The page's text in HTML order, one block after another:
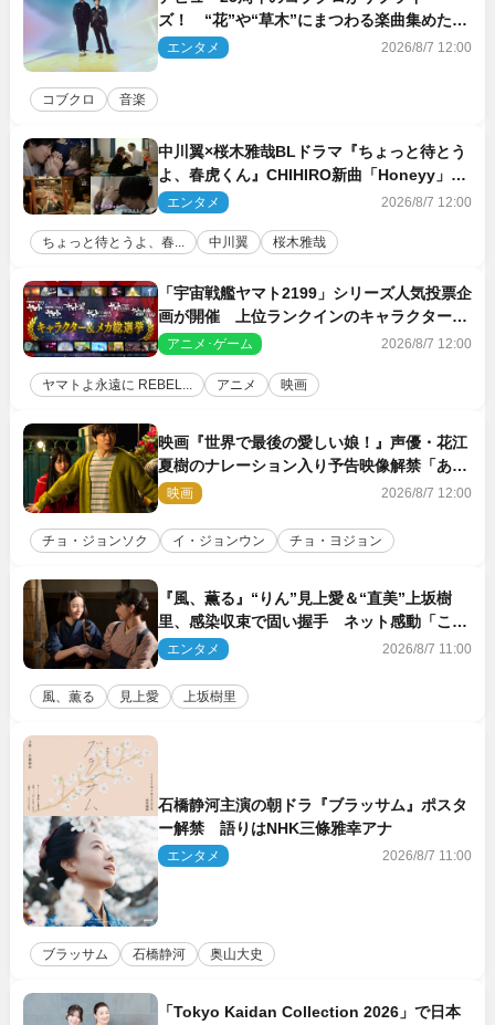
ズ！ “花”や“草木”にまつわる楽曲集めた新
コンセプトアルバムを“花の日”に配信リリー
ス
エンタメ 2026/8/7 12:00
コブクロ 音楽
中川翼×桜木雅哉BLドラマ『ちょっと待とう
よ、春虎くん』CHIHIRO新曲「Honeyy」が
ED主題歌に決定！
エンタメ 2026/8/7 12:00
ちょっと待とうよ、春... 中川翼 桜木雅哉
「宇宙戦艦ヤマト2199」シリーズ人気投票企
画が開催 上位ランクインのキャラクター＆
メカは新規描き下ろしイラストを制作
アニメ･ゲーム 2026/8/7 12:00
ヤマトよ永遠に REBEL... アニメ 映画
映画『世界で最後の愛しい娘！』声優・花江
夏樹のナレーション入り予告映像解禁「あふ
れ出る温かさに涙が止まらない！」
映画 2026/8/7 12:00
チョ・ジョンソク イ・ジョンウン チョ・ヨジョン
『風、薫る』“りん”見上愛＆“直美”上坂樹
里、感染収束で固い握手 ネット感動「この
バディは最強」「アツい」
エンタメ 2026/8/7 11:00
風、薫る 見上愛 上坂樹里
石橋静河主演の朝ドラ『ブラッサム』ポスタ
ー解禁 語りはNHK三條雅幸アナ
エンタメ 2026/8/7 11:00
ブラッサム 石橋静河 奥山大史
「Tokyo Kaidan Collection 2026」で日本